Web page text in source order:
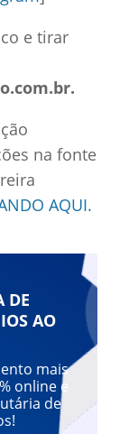
e tirar
na fonte
AQUI.
DE
AO
mais
online e
de